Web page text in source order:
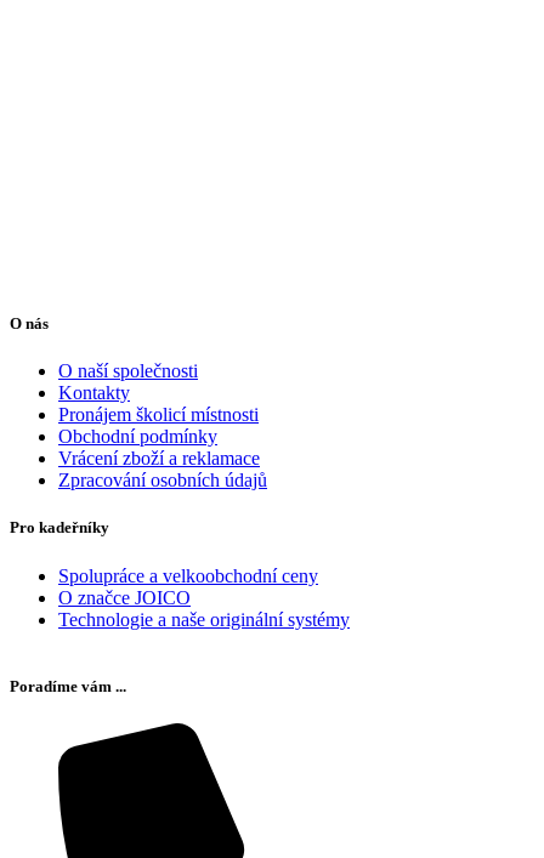
O nás
O naší společnosti
Kontakty
Pronájem školicí místnosti
Obchodní podmínky
Vrácení zboží a reklamace
Zpracování osobních údajů
Pro kadeřníky
Spolupráce a velkoobchodní ceny
O značce JOICO
Technologie a naše originální systémy
Poradíme vám ...